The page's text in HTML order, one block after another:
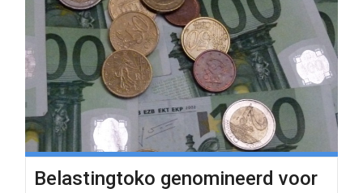
Belastingtoko genomineerd voor